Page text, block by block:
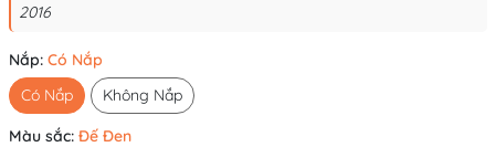
2016
Nắp: Có Nắp
Có Nắp
Không Nắp
Màu sắc: Đế Đen